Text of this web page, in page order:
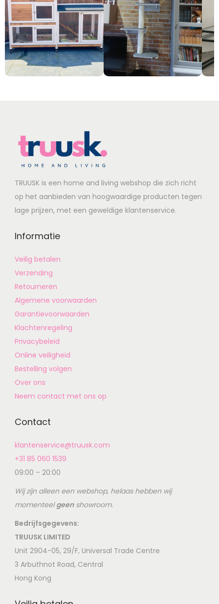
TRUUSK is een home and living webshop die zich richt
op het aanbieden van hoogwaardige producten tegen
lage prijzen, met een geweldige klantenservice.
Informatie
Veilig betalen
Verzending
Retourneren
Algemene voorwaarden
Garantievoorwaarden
Klachtenregeling
Privacybeleid
Online veiligheid
Bestelling volgen
Over ons
Neem contact met ons op
Contact
klantenservice@truusk.com
+31 85 060 1539
09:00 – 20:00
Wij zijn alleen een webshop, helaas hebben wij
momenteelgeenshowroom.
Bedrijfsgegevens:
TRUUSK LIMITED
Unit 2904-05, 29/F, Universal Trade Centre
3 Arbuthnot Road, Central
Hong Kong